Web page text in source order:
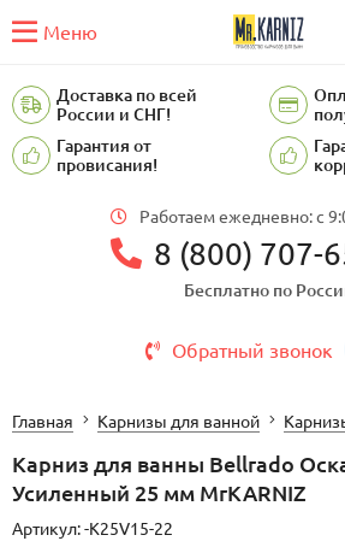
Меню
Доставка по всей
России и СНГ!
Гарантия от
провисания!
Работаем ежедневно: c
8 (800) 707-
Бесплатно по
Обратный звонок
Главная Карнизы для ванной
Карниз для ванны Bellrado
Усиленный 25 мм MrKARNIZ
Артикул:-K25V15-22